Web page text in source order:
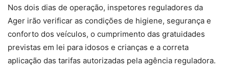
Nos dois dias de operação, inspetores reguladores da
Ager irão verificar as condições de higiene, segurança e
conforto dos veículos, o cumprimento das gratuidades
previstas em lei para idosos e crianças e a correta
aplicação das tarifas autorizadas pela agência reguladora.